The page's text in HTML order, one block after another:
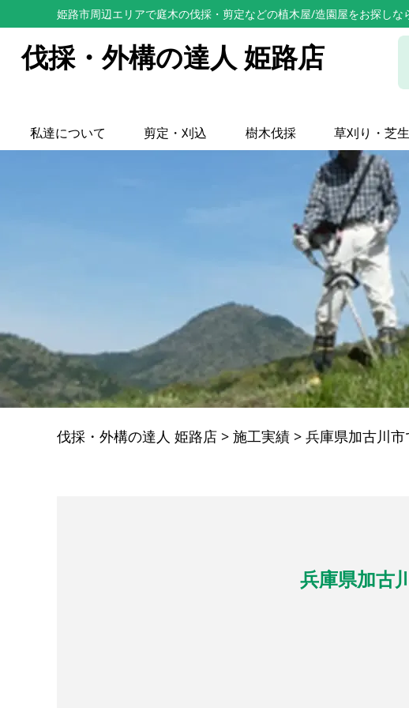
姫路市周辺エリアで庭木の伐採・剪定などの植木屋/造園屋をお探し
伐採・外構の達人 姫路店
私達について 剪定・刈込 樹木伐採 草刈り・芝
伐採・外構の達人 姫路店 > 施工実績 > 兵庫県加古川市
兵庫県加古